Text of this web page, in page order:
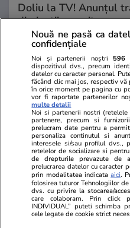
Doliu la TV! Anunțul
dimineții a venit acum
inimi! A murit subit
prezentatoarea TV
zile ne-a adus știri de
ȘTIRI ROMÂNIA
Politică
România riscă să piardă
miliarde de euro din
după un vot în Senat.
sunt contestate
legea decarbonizării
Nouă ne pasă ca
confidențiale
Noi și partenerii noștri 596
dispozitivul dvs., precum
datelor cu caracter personal.
făcând clic mai jos, respectiv
în orice moment pe pagina cu
vor fi raportate partenerilor
multe detalii
Noi si partenerii nostri
partenere, precum si
prelucram date pentru a
personaliza continutul si
interesele si/sau profilul dvs.,
retelelor de socializare si
de drepturile prevazute de
prelucrarea datelor cu caracter
prin modalitatea indicataaici.
folosirea tuturor Tehnologiilor
dvs. cu privire la stocarea/
care colaboram. Prin click
INDIVIDUAL” puteti schimba
cele legate de cookie strict